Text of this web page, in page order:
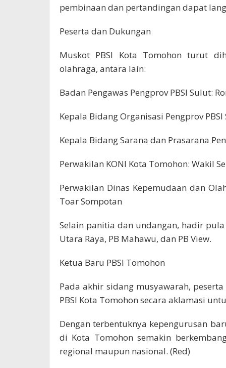
pembinaan dan pertandingan dapat
Peserta dan Dukungan
Muskot PBSI Kota Tomohon turut
olahraga, antara lain:
Badan Pengawas Pengprov PBSI Sulut:
Kepala Bidang Organisasi Pengprov
Kepala Bidang Sarana dan Prasarana
Perwakilan KONI Kota Tomohon: Wakil
Perwakilan Dinas Kepemudaan dan
Toar Sompotan
Selain panitia dan undangan, hadir
Utara Raya, PB Mahawu, dan PB View.
Ketua Baru PBSI Tomohon
Pada akhir sidang musyawarah,
PBSI Kota Tomohon secara aklamasi
Dengan terbentuknya kepengurusan
di Kota Tomohon semakin
regional maupun nasional. (Red)